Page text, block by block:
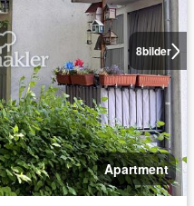
8bilder
Apartment